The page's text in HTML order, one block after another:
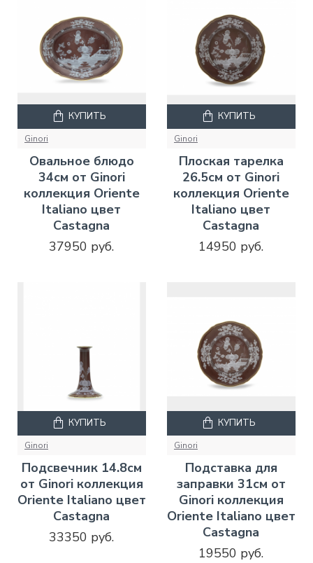
Ginori
Овальное блюдо
34см от Ginori
коллекция Oriente
Italiano цвет
Castagna
37950 руб.
КУПИТЬ
Ginori
Плоская тарелка
26.5см от Ginori
коллекция Oriente
Italiano цвет
Castagna
14950 руб.
КУПИТЬ
Ginori
Подсвечник 14.8см
от Ginori коллекция
Oriente Italiano цвет
Castagna
33350 руб.
КУПИТЬ
Ginori
Подставка для
заправки 31см от
Ginori коллекция
Oriente Italiano цвет
Castagna
19550 руб.
КУПИТЬ